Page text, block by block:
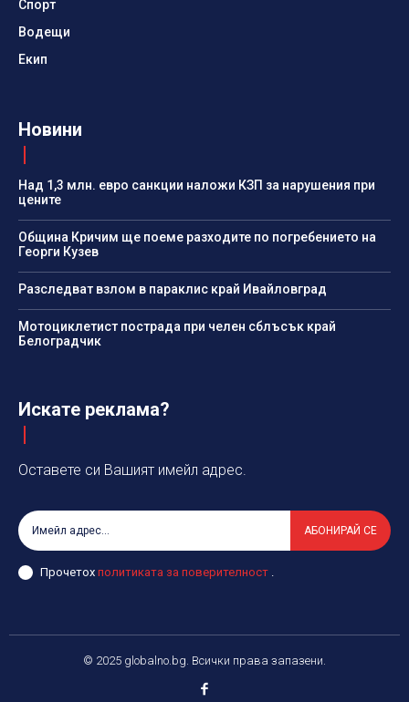
Спорт
Водещи
Екип
Новини
Над 1,3 млн. евро санкции наложи КЗП за нарушения при
цените
Община Кричим ще поеме разходите по погребението на
Георги Кузев
Разследват взлом в параклис край Ивайловград
Мотоциклетист пострада при челен сблъсък край
Белоградчик
Искате реклама?
Оставете си Вашият имейл адрес.
АБОНИРАЙ СЕ
Прочетох политиката за поверителност
© 2025 globalno.bg. Всички права запазени.